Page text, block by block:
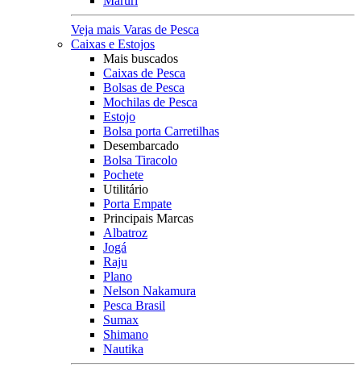
Veja mais Varas de Pesca
Caixas e Estojos
Mais buscados
Caixas de Pesca
Bolsas de Pesca
Mochilas de Pesca
Estojo
Bolsa porta Carretilhas
Desembarcado
Bolsa Tiracolo
Pochete
Utilitário
Porta Empate
Principais Marcas
Albatroz
Jogá
Raju
Plano
Nelson Nakamura
Pesca Brasil
Sumax
Shimano
Nautika